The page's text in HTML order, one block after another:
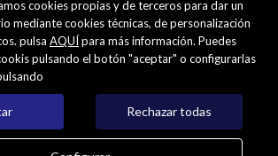
cookies propias y de terceros para dar un
mediante cookies técnicas, de personalización
pulsa AQUÍ para más información. Puedes
pulsando el botón "aceptar" o configurarlas
Rechazar todas